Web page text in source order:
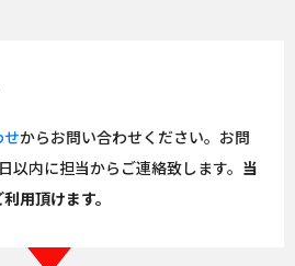
からお問い合わせください。お問
以内に担当からご連絡致します。 当
用頂けます。